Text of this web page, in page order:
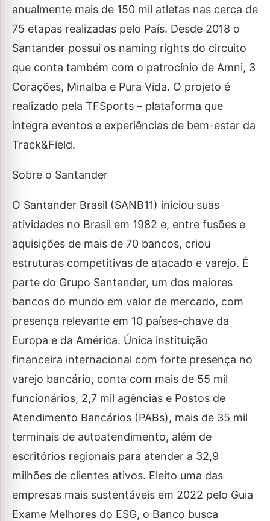
anualmente mais de 150 mil atletas nas cerca de
75 etapas realizadas pelo País. Desde 2018 o
Santander possui os naming rights do circuito
que conta também com o patrocínio de Amni, 3
Corações, Minalba e Pura Vida. O projeto é
realizado pela TFSports – plataforma que
integra eventos e experiências de bem-estar da
Track&Field.
Sobre o Santander
O Santander Brasil (SANB11) iniciou suas
atividades no Brasil em 1982 e, entre fusões e
aquisições de mais de 70 bancos, criou
estruturas competitivas de atacado e varejo. É
parte do Grupo Santander, um dos maiores
bancos do mundo em valor de mercado, com
presença relevante em 10 países-chave da
Europa e da América. Única instituição
financeira internacional com forte presença no
varejo bancário, conta com mais de 55 mil
funcionários, 2,7 mil agências e Postos de
Atendimento Bancários (PABs), mais de 35 mil
terminais de autoatendimento, além de
escritórios regionais para atender a 32,9
milhões de clientes ativos. Eleito uma das
empresas mais sustentáveis em 2022 pelo Guia
Exame Melhores do ESG, o Banco busca